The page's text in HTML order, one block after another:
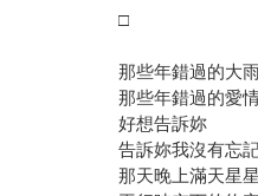
□
那些年錯過的大
那些年錯過的愛
好想告訴妳
告訴妳我沒有忘
那天晚上滿天星星